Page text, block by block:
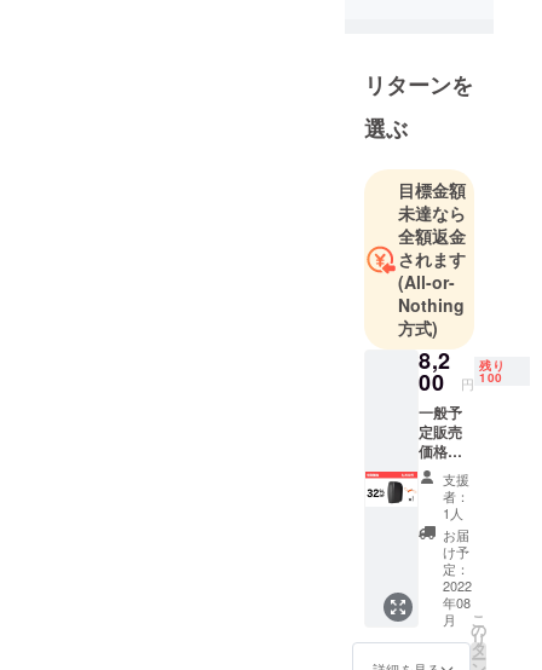
品を揃え、
暮らしが豊
かになる良
品を世界中
の皆様にお
届けできる
よう日々精
進してまい
ります。宜
しくお願い
致します。
リターンを
選ぶ
目標金額
未達なら
全額返金
されます
(All-or-
Nothing
方式)
8,2
00 円
残り
100
一般予
定販売
価格：
￥1210
0（税
込）※送
料無料
（日本
国内限
定）
Yeelock
自転車
ディス
クブ
支援
者：
1人
お届
け予
定：
2022
年08
月
こ
の
リ
タ
ー